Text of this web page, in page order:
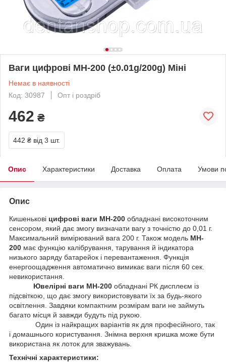
Ваги цифрові MH-200 (±0.01g/200g) Міні
Немає в наявності
Код: 30987
Опт і роздріб
462 ₴
442 ₴ від 3 шт.
Опис Характеристики Доставка Оплата Умови
Опис
Кишенькові цифрові ваги MH-200 обладнані високоточним
сенсором, який дає змогу визначати вагу з точністю до 0,01 г.
Максимальний вимірюваний вага 200 г. Також модель MH-
200 має функцію калібрування, тарування й індикатора
низького заряду батарейок і перевантаження. Функція
енергоощадження автоматично вимикає ваги після 60 сек.
невикористання.
Ювелірні ваги MH-200 обладнані РК дисплеєм із
підсвіткою, що дає змогу використовувати їх за будь-якого
освітлення. Завдяки компактним розмірам ваги не займуть
багато місця й завжди будуть під рукою.
Один із найкращих варіантів як для професійного, так
і домашнього користування. Знімна верхня кришка може бути
використана як лоток для зважувань.
Технічні характеристики: